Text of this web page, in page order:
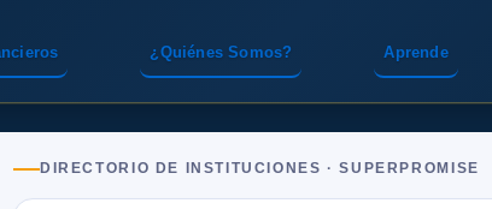
¿Quiénes Somos? Aprende
DIRECTORIO DE INSTITUCIONES · SUPERPROMISE